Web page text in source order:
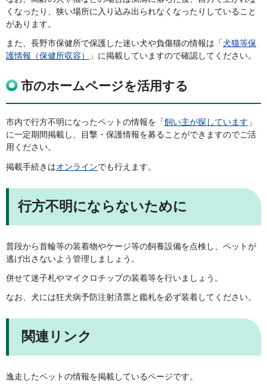
くなったり、狭い場所に入り込み出られなくなったりしていること
があります。
また、長野市保健所で保護した迷い犬や負傷猫の情報は「犬猫等保
護情報（保健所収容）
」に掲載していますので確認してください。
市のホームページを活用する
市内で行方不明になったペットの情報を「飼い主が探しています 」
に一定期間掲載し、目撃・保護情報を募ることができますのでご活
用ください。
掲載手続きはオンラインでも行えます。
行方不明にならないために
普段から首輪等の装着物やケージ等の飼養設備を点検し、ペットが
逃げ出さないよう管理しましょう。
併せて迷子札やマイクロチップの装着等を行いましょう。
なお、犬には狂犬病予防注射済票と鑑札を必ず装着してください。
関連リンク
逸走したペットの情報を掲載しているページです。